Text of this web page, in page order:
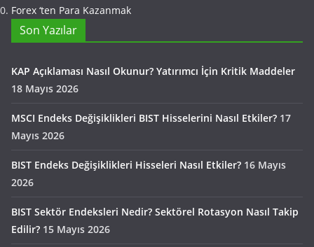
Forex ‘ten Para Kazanmak
Son Yazılar
KAP Açıklaması Nasıl Okunur? Yatırımcı İçin Kritik Maddeler
18 Mayıs 2026
MSCI Endeks Değişiklikleri BIST Hisselerini Nasıl Etkiler? 17
Mayıs 2026
BIST Endeks Değişiklikleri Hisseleri Nasıl Etkiler? 16 Mayıs
2026
BIST Sektör Endeksleri Nedir? Sektörel Rotasyon Nasıl Takip
Edilir? 15 Mayıs 2026